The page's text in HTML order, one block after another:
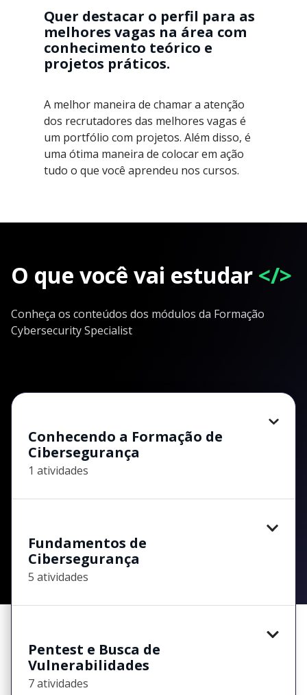
Quer destacar o perfil para as
melhores vagas na área com
conhecimento teórico e
projetos práticos.
A melhor maneira de chamar a atenção
dos recrutadores das melhores vagas é
um portfólio com projetos. Além disso, é
uma ótima maneira de colocar em ação
tudo o que você aprendeu nos cursos.
O que você vai estudar </>
Conheça os conteúdos dos módulos da Formação
Cybersecurity Specialist
Conhecendo a Formação de
Cibersegurança
1 atividades
Fundamentos de
Cibersegurança
5 atividades
Pentest e Busca de
Vulnerabilidades
7 atividades